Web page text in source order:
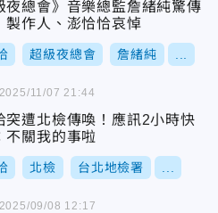
夜總會》音樂總監詹緒純驚傳
作人、澎恰恰哀悼
超級夜總會 詹緒純
突遭北檢傳喚！應訊2小時快
不關我的事啦
北檢 台北地檢署
2025/11/07 21:44
2025/09/08 12:17